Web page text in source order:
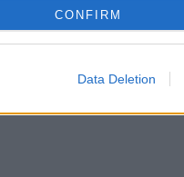
CONFIRM
Data Deletion